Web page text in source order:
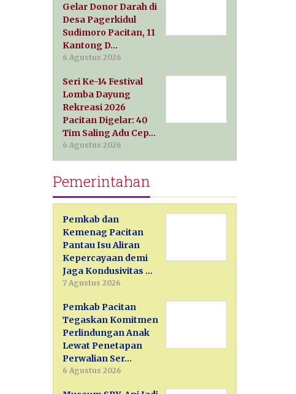
Gelar Donor Darah di
Desa Pagerkidul
Sudimoro Pacitan, 11
Kantong D…
6 Agustus 2026
Seri Ke-14 Festival
Lomba Dayung
Rekreasi 2026
Pacitan Digelar: 40
Tim Saling Adu Cep…
6 Agustus 2026
Pemerintahan
Pemkab dan
Kemenag Pacitan
Pantau Isu Aliran
Kepercayaan demi
Jaga Kondusivitas …
7 Agustus 2026
Pemkab Pacitan
Tegaskan Komitmen
Perlindungan Anak
Lewat Penetapan
Perwalian Ser…
6 Agustus 2026